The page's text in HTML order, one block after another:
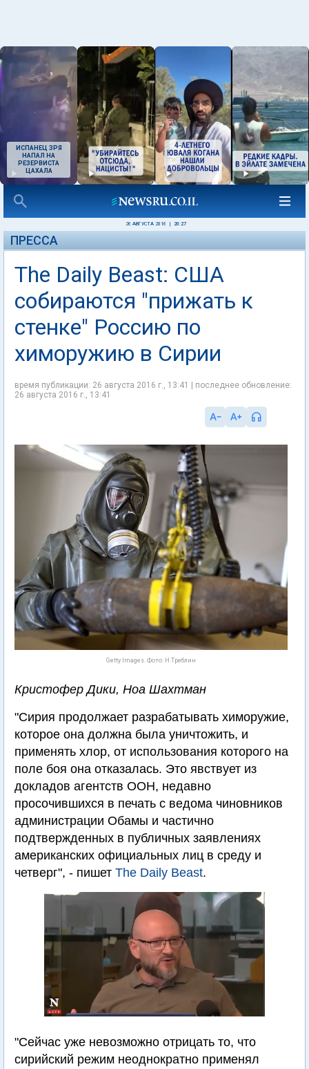
ИСПАНЕЦ ЗРЯ
НАПАЛ НА
РЕЗЕРВИСТА
ЦАХАЛА
26 АВГУСТА 2016 20:27
ПРЕССА
The Daily Beast: США
собираются "прижать к
стенке" Россию по
химоружию в Сирии
время публикации: 26 августа 2016 г., 13:41 | последнее обновление:
26 августа 2016 г., 13:41
Getty Images. Фото: Н.Треблин
Кристофер Дики, Ноа Шахтман
"Сирия продолжает разрабатывать химоружие,
которое она должна была уничтожить, и
применять хлор, от использования которого на
поле боя она отказалась. Это явствует из
докладов агентств ООН, недавно
просочившихся в печать с ведома чиновников
администрации Обамы и частично
подтвержденных в публичных заявлениях
американских официальных лиц в среду и
четверг", - пишет The Daily Beast.
"Сейчас уже невозможно отрицать то, что
сирийский режим неоднократно применял